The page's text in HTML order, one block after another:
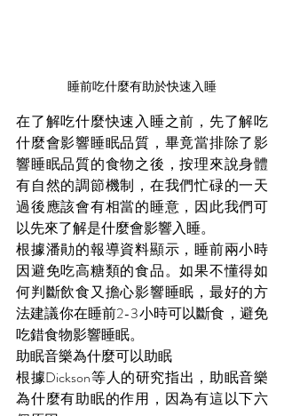
睡前吃什麼有助於快速入睡
在了解吃什麼快速入睡之前，先了解吃
什麼會影響睡眠品質，畢竟當排除了影
響睡眠品質的食物之後，按理來說身體
有自然的調節機制，在我們忙碌的一天
過後應該會有相當的睡意，因此我們可
以先來了解是什麼會影響入睡。
根據潘勛的報導資料顯示，睡前兩小時
因避免吃高糖類的食品。如果不懂得如
何判斷飲食又擔心影響睡眠，最好的方
法建議你在睡前2-3小時可以斷食，避免
吃錯食物影響睡眠。
助眠音樂為什麼可以助眠
根據Dickson等人的研究指出，助眠音樂
為什麼有助眠的作用，因為有這以下六